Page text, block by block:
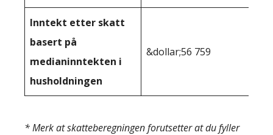
Inntekt etter skatt
basert på
medianinntekten i
husholdningen
&dollar;56 759
* Merk at skatteberegningen forutsetter at du fyller